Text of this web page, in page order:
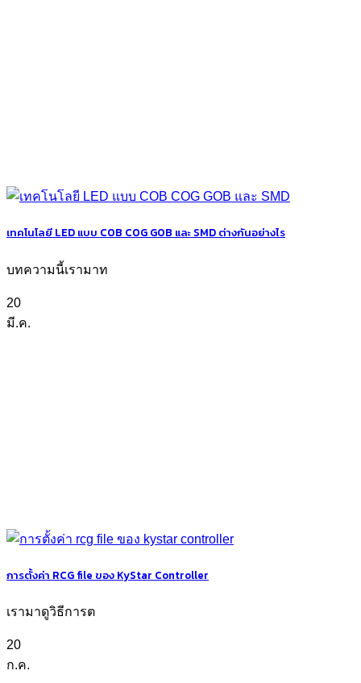
เทคโนโลยี LED แบบ COB COG GOB และ SMD ต่างกันอย่างไร
บทความนี้เรามาท
20
มี.ค.
การตั้งค่า RCG file ของ KyStar Controller
เรามาดูวิธีการต
20
ก.ค.